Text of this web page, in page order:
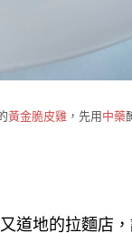
黃金脆皮雞 ，先用中藥
道地的拉麵店